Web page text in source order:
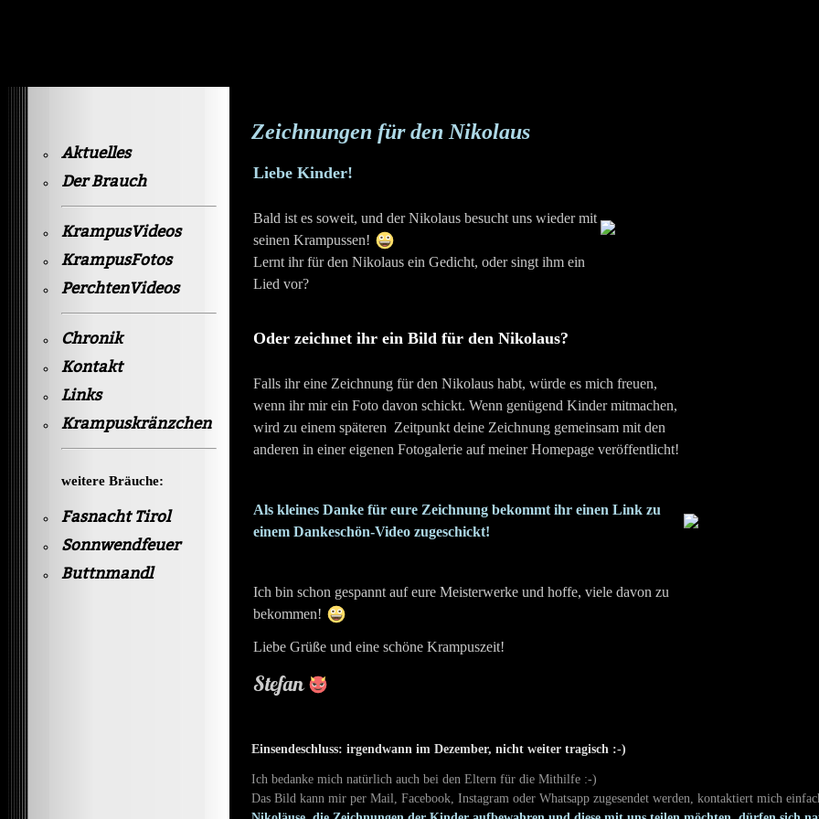
Aktuelles
Der Brauch
KrampusVideos
KrampusFotos
PerchtenVideos
Chronik
Kontakt
Links
Krampuskränzchen
weitere Bräuche:
Fasnacht Tirol
Sonnwendfeuer
Buttnmandl
Zeichnungen für den Nikolaus
Liebe Kinder!
Bald ist es soweit, und der Nikolaus besucht uns wieder mit
seinen Krampussen!
Lernt ihr für den Nikolaus ein Gedicht, oder singt ihm ein
Lied vor?
Oder zeichnet ihr ein Bild für den Nikolaus?
Falls ihr eine Zeichnung für den Nikolaus habt, würde es mich freuen,
wenn ihr mir ein Foto davon schickt. Wenn genügend Kinder mitmachen,
wird zu einem späteren Zeitpunkt deine Zeichnung gemeinsam mit den
anderen in einer eigenen Fotogalerie auf meiner Homepage veröffentlicht!
Als kleines Danke für eure Zeichnung bekommt ihr einen Link zu
einem Dankeschön-Video zugeschickt!
Ich bin schon gespannt auf eure Meisterwerke und hoffe, viele davon zu
bekommen!
Liebe Grüße und eine schöne Krampuszeit!
Stefan
Einsendeschluss: irgendwann im Dezember, nicht weiter tragisch :-)
Ich bedanke mich natürlich auch bei den Eltern für die Mithilfe :-)
Das Bild kann mir per Mail, Facebook, Instagram oder Whatsapp zugesendet werden, kontaktiert mich